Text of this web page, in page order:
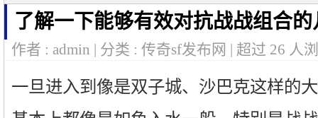
了解一下能够有效对抗战战组合
作者 : admin | 分类 : 传奇sf发布网 | 超过 26 人
一旦进入到像是双子城、沙巴克这样的